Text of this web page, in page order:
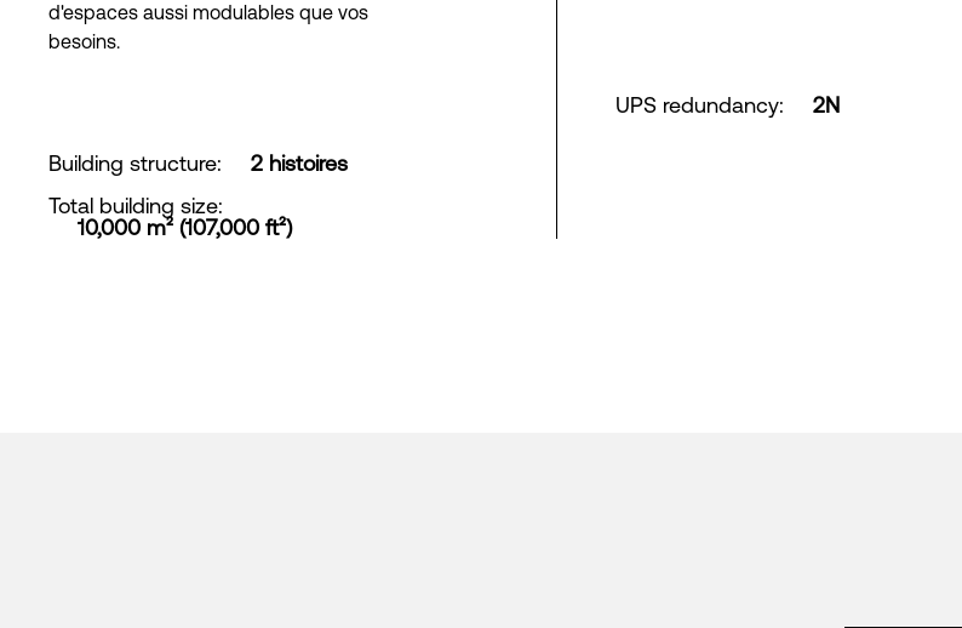
d'espaces aussi modulables que vos
besoins.
Building structure:
2 histoires
Total building size:
10,000 m² (107,000 ft²)
UPS redundancy: 2N